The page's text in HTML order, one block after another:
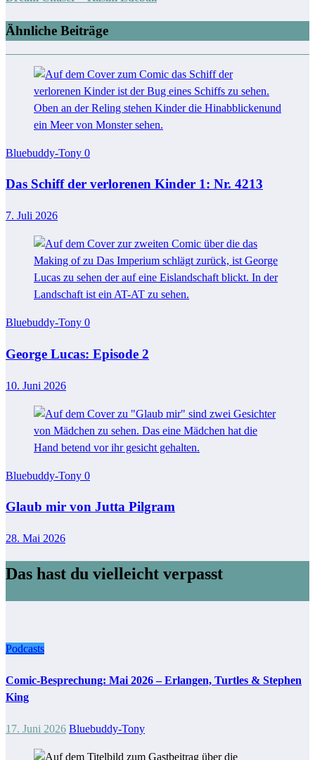
Ähnliche Beiträge
Bluebuddy-Tony 0
Das Schiff der verlorenen Kinder 1: Nr. 4213
7. Juli 2026
Bluebuddy-Tony 0
George Lucas: Episode 2
10. Juni 2026
Bluebuddy-Tony 0
Glaub mir von Jutta Pilgram
28. Mai 2026
Das hast du vielleicht verpasst
Podcasts
Comic-Besprechung: Mai 2026 – Erlangen, Turtles & Stephen
King
17. Juni 2026 Bluebuddy-Tony